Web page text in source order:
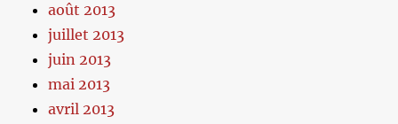
août 2013
juillet 2013
juin 2013
mai 2013
avril 2013